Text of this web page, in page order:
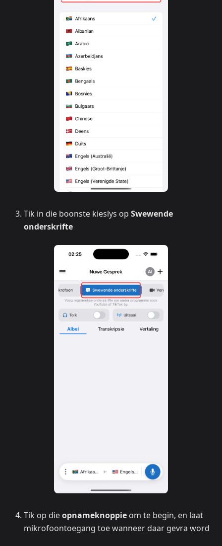
Tik in die boonste kieslys op Swewende
onderskrifte
Tik op dieopnameknoppie om te begin, en laat
mikrofoontoegang toe wanneer daar gevra word